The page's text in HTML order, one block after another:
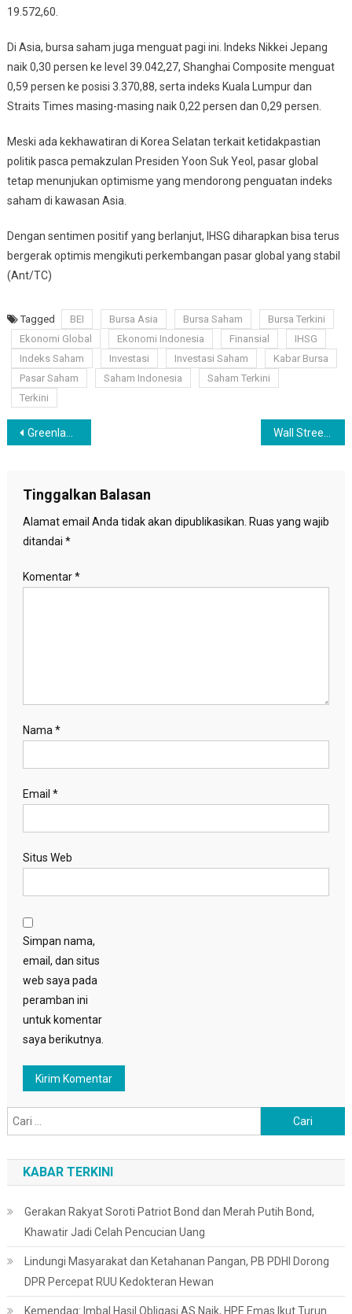
19.572,60.
Di Asia, bursa saham juga menguat pagi ini. Indeks Nikkei Jepang
naik 0,30 persen ke level 39.042,27, Shanghai Composite menguat
0,59 persen ke posisi 3.370,88, serta indeks Kuala Lumpur dan
Straits Times masing-masing naik 0,22 persen dan 0,29 persen.
Meski ada kekhawatiran di Korea Selatan terkait ketidakpastian
politik pasca pemakzulan Presiden Yoon Suk Yeol, pasar global
tetap menunjukan optimisme yang mendorong penguatan indeks
saham di kawasan Asia.
Dengan sentimen positif yang berlanjut, IHSG diharapkan bisa terus
bergerak optimis mengikuti perkembangan pasar global yang stabil
(Ant/TC)
Tagged BEI Bursa Asia Bursa Saham
Bursa Terkini
Ekonomi Global
Ekonomi Indonesia Finansial
IHSG
Indeks Saham
Investasi Investasi Saham
Kabar Bursa
Pasar Saham
Saham Indonesia
Saham Terkini
Terkini
Navigasi
Greenland Tolak Usulan Donald Trump untuk Menguasai Wilayahnya
Tinggalkan Balasan
Alamat email Anda tidak akan dipublikasikan. Ruas yang wajib
ditandai *
Komentar*
Nama *
Email *
Situs Web
Simpan nama,
email, dan situs
web saya pada
peramban ini
untuk komentar
saya berikutnya.
untuk:
KABAR TERKINI
Gerakan Rakyat Soroti Patriot Bond dan Merah Putih Bond,
Khawatir Jadi Celah Pencucian Uang
Lindungi Masyarakat dan Ketahanan Pangan, PB PDHI Dorong
DPR Percepat RUU Kedokteran Hewan
Kemendag: Imbal Hasil Obligasi AS Naik, HPE Emas Ikut Turun